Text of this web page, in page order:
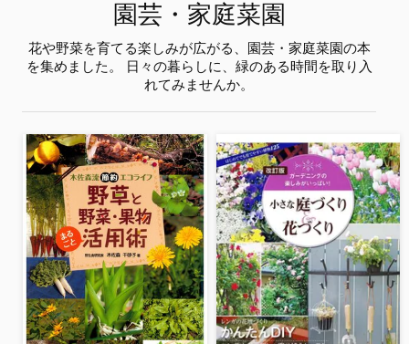
園芸・家庭菜園
花や野菜を育てる楽しみが広がる、園芸・家庭菜園の本
を集めました。 日々の暮らしに、緑のある時間を取り入
れてみませんか。